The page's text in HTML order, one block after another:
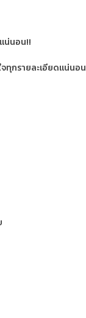
น่นอน!!
ทุกรายละเอียดแน่นอน